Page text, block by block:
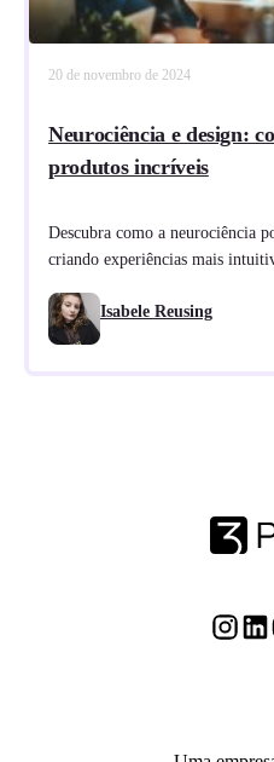
20 de novembro de 2024
Neurociência e design:
produtos incríveis
Descubra como a neurociência
criando experiências mais
Isabele Reusing